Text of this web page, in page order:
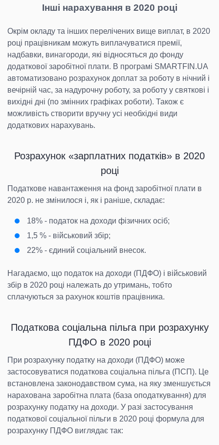
Інші нарахування в 2020 році
Окрім окладу та інших перелічених вище виплат, в 2020
році працівникам можуть виплачуватися премії,
надбавки, винагороди, які відносяться до фонду
додаткової заробітної плати. В програмі SMARTFIN.UA
автоматизовано розрахунок доплат за роботу в нічний і
вечірній час, за надурочну роботу, за роботу у святкові і
вихідні дні (по змінних графіках роботи). Також є
можливість створити вручну усі необхідні види
додаткових нарахувань.
Розрахунок «зарплатних податків» в 2020
році
Податкове навантаження на фонд заробітної плати в
2020 р. не змінилося і, як і раніше, складає:
18% - податок на доходи фізичних осіб;
1,5 % - військовий збір;
22% - єдиний соціальний внесок.
Нагадаємо, що податок на доходи (ПДФО) і військовий
збір в 2020 році належать до утримань, тобто
сплачуються за рахунок коштів працівника.
Податкова соціальна пільга при розрахунку
ПДФО в 2020 році
При розрахунку податку на доходи (ПДФО) може
застосовуватися податкова соціальна пільга (ПСП). Це
встановлена законодавством сума, на яку зменшується
нарахована заробітна плата (база оподаткування) для
розрахунку податку на доходи. У разі застосування
податкової соціальної пільги в 2020 році формула для
розрахунку ПДФО виглядає так: